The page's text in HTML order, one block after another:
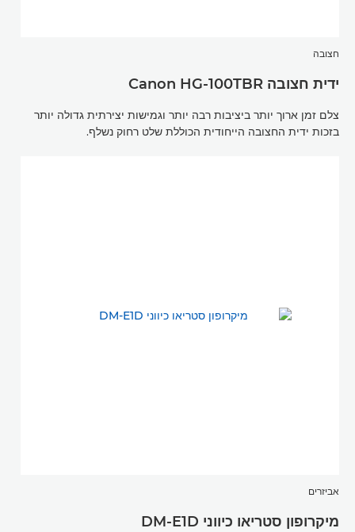
חצובה
ידית חצובה Canon HG-100TBR
צלם זמן ארוך יותר ביציבות רבה יותר וגמישות יצירתית גדולה יותר
בזכות ידית החצובה הייחודית הכוללת שלט רחוק נשלף.
אביזרים
מיקרופון סטריאו כיווני DM-E1D